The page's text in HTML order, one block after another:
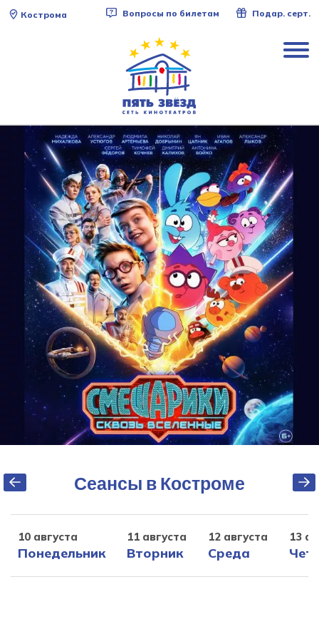
Кострома Вопросы по билетам Подар. серт.
Сеансы в Костроме
10 августа
Понедельник
11 августа
Вторник
12 августа
Среда
13